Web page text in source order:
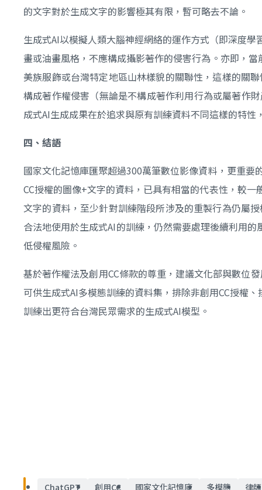
的文字對於生成文字的影響極其有限，暫可略去不論。
生成式AI以模擬人類大腦神經網絡的運作方式（即深度
畫或油畫風格，不應構成攝影著作的侵害行為。亦即，
美族服飾或台灣特定地區山林樣貌的關聯性，這樣的關
構成著作權侵害（無論是不構成著作利用行為或屬著作
成式AI生成成果在於追求與原有訓練資料不同這樣的特
四、結語
國家文化記憶庫匯聚超過300萬筆數位影像資料，更重
CC授權的圖像+文字的資料，已具有相當的代表性，較
文字的資料，至少針對訓練階段所涉及的重製行為仍屬
合法地使用於生成式AI的訓練，仍然需要處理後續利用
低侵權風險。
基於著作權法及創用CC條款的尊重，建議文化部與數位
可供生成式AI多模態訓練的資料集，排除非創用CC授權
訓練出更符合台灣民眾需求的生成式AI模型。
ChatGPT 創用CC 國家文化記憶庫 多模態 律師